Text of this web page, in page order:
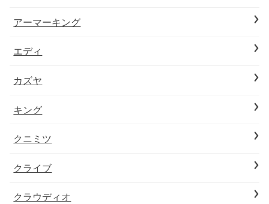
アーマーキング
エディ
カズヤ
キング
クニミツ
クライブ
クラウディオ